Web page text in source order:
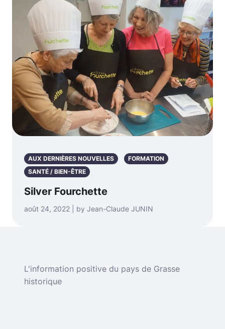
AUX DERNIÈRES NOUVELLES
FORMATION
SANTÉ / BIEN-ÊTRE
Silver Fourchette
août 24, 2022 | by Jean-Claude JUNIN
L'information positive du pays de Grasse
historique